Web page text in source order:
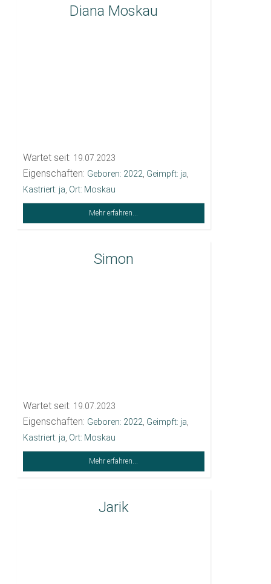
Diana Moskau
Wartet seit: 19.07.2023
Eigenschaften: Geboren: 2022 Geimpft: ja
Kastriert: ja Ort: Moskau
Mehr erfahren...
Simon
Wartet seit: 19.07.2023
Eigenschaften: Geboren: 2022 Geimpft: ja
Kastriert: ja Ort: Moskau
Mehr erfahren...
Jarik